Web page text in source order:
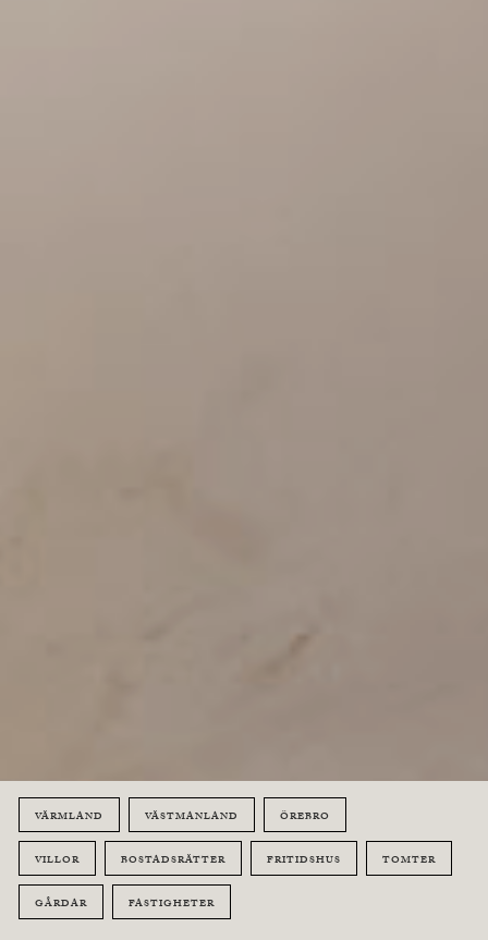
VÄRMLAND VÄSTMANLAND ÖREBRO
VILLOR BOSTADSRÄTTER FRITIDSHUS TOMTER
GÅRDAR FASTIGHETER